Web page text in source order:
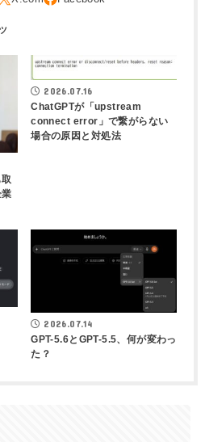
2026.07.16
ChatGPTが「upstream
connect error」で繋がらない
場合の原因と対処法
2026.07.14
GPT-5.6とGPT-5.5、何が変わっ
た？